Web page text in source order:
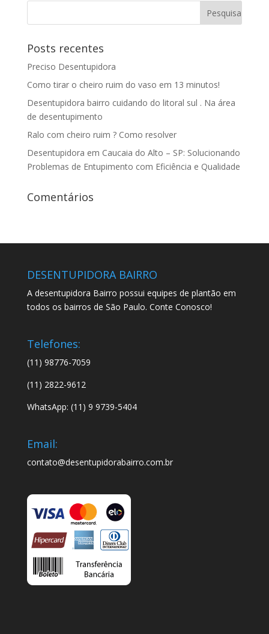
Posts recentes
Preciso Desentupidora
Como tirar o cheiro ruim do vaso em 13 minutos!
Desentupidora bairro cuidando do litoral sul . Na área
de desentupimento
Ralo com cheiro ruim ? Como resolver
Desentupidora em Caucaia do Alto – SP: Solucionando
Problemas de Entupimento com Eficiência e Qualidade
Comentários
DESENTUPIDORA BAIRRO
A desentupidora Bairro possui equipes de plantão em
todos os bairros de São Paulo. Conte Conosco!
Telefones:
(11) 98776-7059
(11) 2822-9612
WhatsApp: (11) 9 9739-5404
Email:
contato@desentupidorabairro.com.br